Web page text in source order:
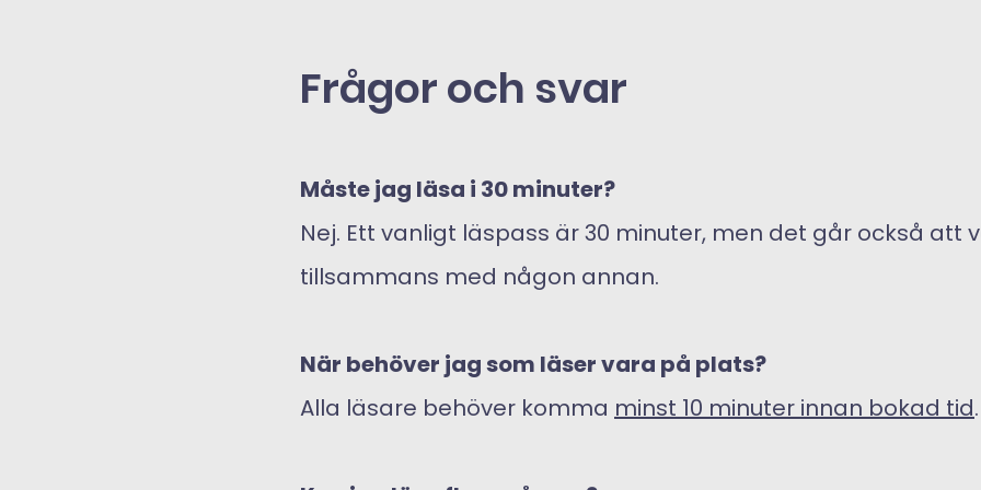
Frågor och svar
Måste jag läsa i 30 minuter?
Nej. Ett vanligt läspass är 30 minuter, men det går också att
tillsammans med någon annan.
När behöver jag som läser vara på plats?
Alla läsare behöver komma minst 10 minuter innan bokad tid.